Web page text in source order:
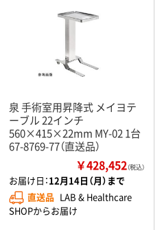
泉 手術室用昇降式 メイヨテ
ーブル 22インチ
560×415×22mm MY-02 1台
67-8769-77（直送品）
￥428,452（税込）
お届け日：12月14日（月）まで
直送品 LAB & Healthcare
SHOPからお届け